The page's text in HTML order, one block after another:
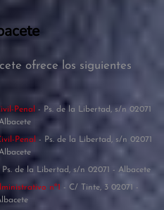
ofrece los siguientes
Penal - Ps. de la Libertad, s/n 02071
Penal - Ps. de la Libertad, s/n 02071
Ps. de la Libertad, s/n 02071 - Albacete
nº1 - C/ Tinte, 3 02071 -